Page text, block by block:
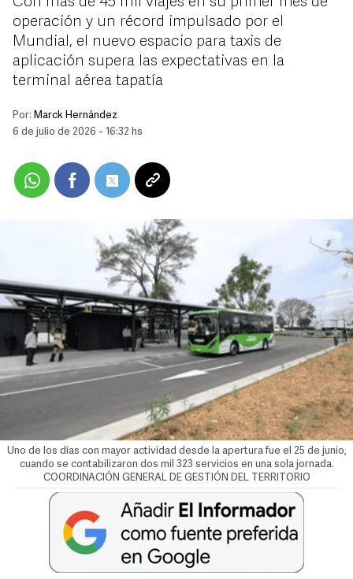
operación y un récord impulsado por el
Mundial, el nuevo espacio para taxis de
aplicación supera las expectativas en la
terminal aérea tapatía
Por: Marck Hernández
6 de julio de 2026 - 16:32 hs
Uno de los días con mayor actividad desde la apertura fue el 25 de junio,
cuando se contabilizaron dos mil 323 servicios en una sola jornada.
COORDINACIÓN GENERAL DE GESTIÓN DEL TERRITORIO